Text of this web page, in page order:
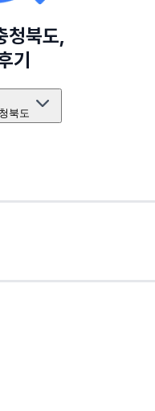
청북도,
기
북도